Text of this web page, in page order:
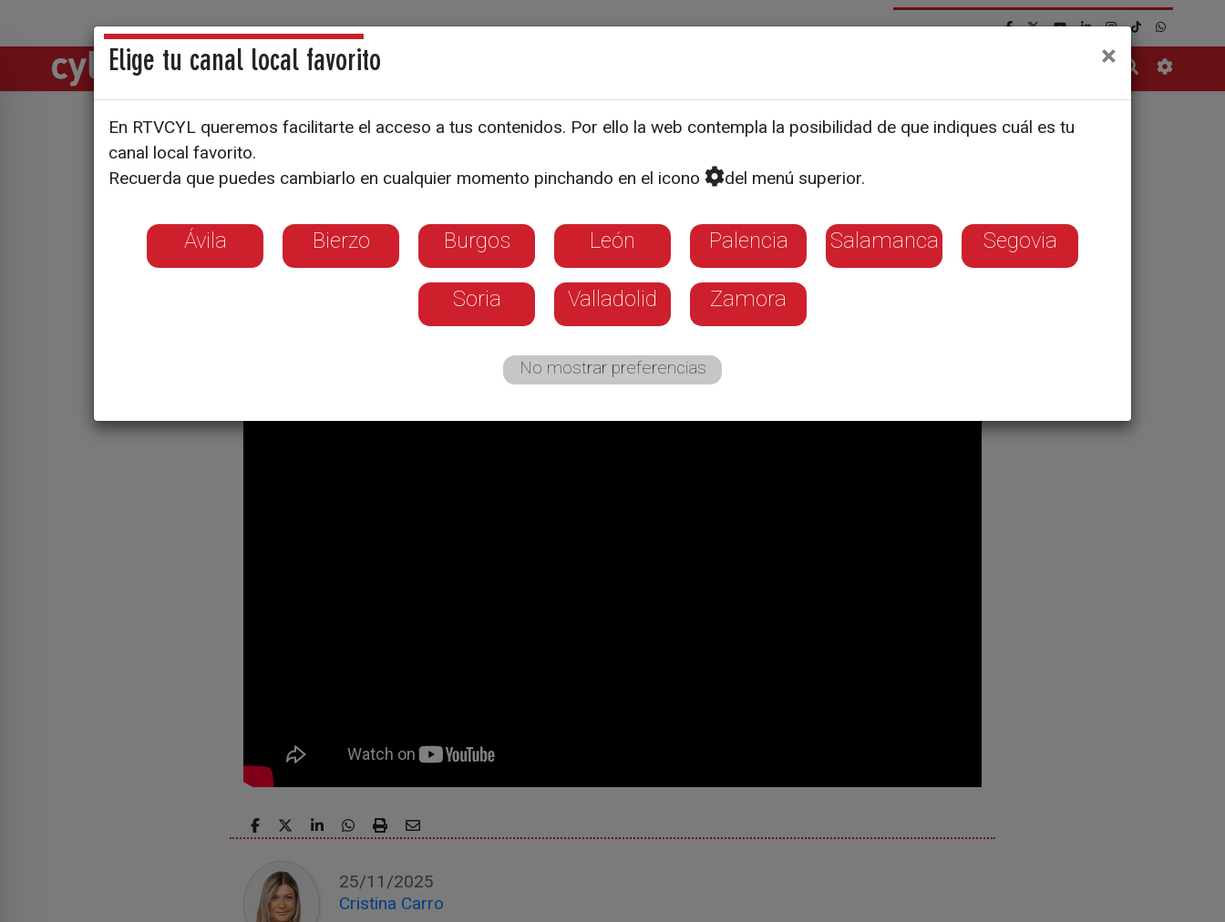
Directos Noticias
SURCOS | REPORTAJE
Castilla y León pierde 1.000 granjas de leche
en 12 años
El sector lácteo enfrenta una crisis de cierres masivos mientras crece el
consumo y las industrias presionan para bajar el precio de la leche en plena
25/11/2025
Cristina Carro
Elige tu canal local favorito ×
En RTVCYL queremos facilitarte el acceso a tus contenidos. Por ello la web contempla la posibilidad de que indiques cuál es tu
canal local favorito.
Recuerda que puedes cambiarlo en cualquier momento pinchando en el icono
del menú superior.
Ávila Bierzo Burgos León Palencia Salamanca Segovia
Soria Valladolid Zamora
No mostrar preferencias